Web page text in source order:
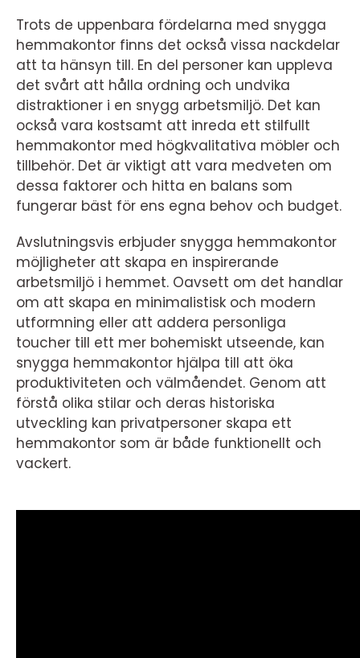
Trots de uppenbara fördelarna med snygga
hemmakontor finns det också vissa nackdelar
att ta hänsyn till. En del personer kan uppleva
det svårt att hålla ordning och undvika
distraktioner i en snygg arbetsmiljö. Det kan
också vara kostsamt att inreda ett stilfullt
hemmakontor med högkvalitativa möbler och
tillbehör. Det är viktigt att vara medveten om
dessa faktorer och hitta en balans som
fungerar bäst för ens egna behov och budget.
Avslutningsvis erbjuder snygga hemmakontor
möjligheter att skapa en inspirerande
arbetsmiljö i hemmet. Oavsett om det handlar
om att skapa en minimalistisk och modern
utformning eller att addera personliga
toucher till ett mer bohemiskt utseende, kan
snygga hemmakontor hjälpa till att öka
produktiviteten och välmåendet. Genom att
förstå olika stilar och deras historiska
utveckling kan privatpersoner skapa ett
hemmakontor som är både funktionellt och
vackert.